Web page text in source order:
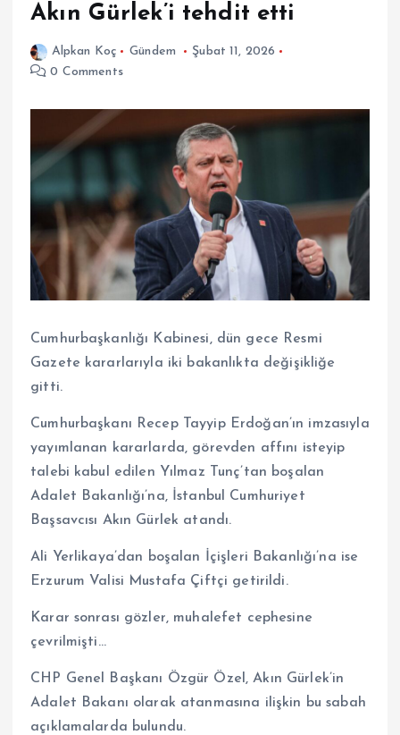
Akın Gürlek’i tehdit etti
Alpkan Koç Gündem
Şubat 11, 2026
0 Comments
Cumhurbaşkanlığı Kabinesi, dün gece Resmi
Gazete kararlarıyla iki bakanlıkta değişikliğe
gitti.
Cumhurbaşkanı Recep Tayyip Erdoğan’ın imzasıyla
yayımlanan kararlarda, görevden affını isteyip
talebi kabul edilen Yılmaz Tunç’tan boşalan
Adalet Bakanlığı’na, İstanbul Cumhuriyet
Başsavcısı Akın Gürlek atandı.
Ali Yerlikaya’dan boşalan İçişleri Bakanlığı’na ise
Erzurum Valisi Mustafa Çiftçi getirildi.
Karar sonrası gözler, muhalefet cephesine
çevrilmişti…
CHP Genel Başkanı Özgür Özel, Akın Gürlek’in
Adalet Bakanı olarak atanmasına ilişkin bu sabah
açıklamalarda bulundu.